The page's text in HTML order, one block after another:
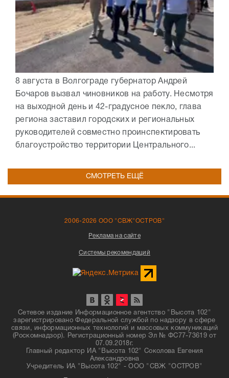
8 августа в Волгограде губернатор Андрей
Бочаров вызвал чиновников на работу. Несмотря
на выходной день и 42-градусное пекло, глава
региона заставил городских и региональных
руководителей совместно проинспектировать
благоустройство территории Центрального...
СМОТРЕТЬ ЕЩЁ
2006-2026 ООО "СВЖ"ОСТРОВ"
Реклама на сайте
Системы рекомендаций
Сетевое издание Информационное агентство "Высота 102"
зарегистрировано Федеральной службой по надзору в сфере
связи, информационных технологий и массовых коммуникаций
(Роскомнадзор). Регистрационный номер Эл № ФС77-73619 от
07.09.2018г.
Главный редактор ИА "Высота 102" Соколова Евгения
Александровна
Учредитель ИА "Высота 102" - ООО "СВЖ "ОСТРОВ"